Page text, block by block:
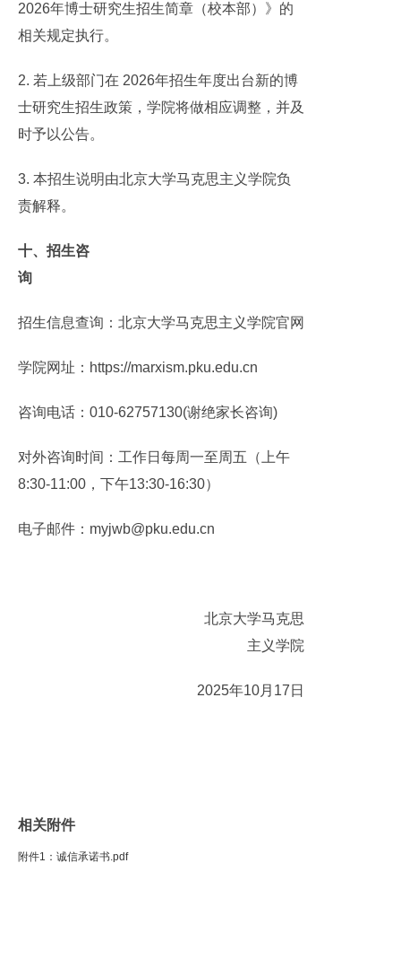
2026年博士研究生招生简章（校本部）》的
相关规定执行。
2. 若上级部门在 2026年招生年度出台新的博
士研究生招生政策，学院将做相应调整，并及
时予以公告。
3. 本招生说明由北京大学马克思主义学院负
责解释。
十、招生咨
询
招生信息查询：北京大学马克思主义学院官网
学院网址：https://marxism.pku.edu.cn
咨询电话：010-62757130(谢绝家长咨询)
对外咨询时间：工作日每周一至周五（上午
8:30-11:00，下午13:30-16:30）
电子邮件：myjwb@pku.edu.cn
北京大学马克思
主义学院
2025年10月17日
相关附件
附件1：诚信承诺书.pdf